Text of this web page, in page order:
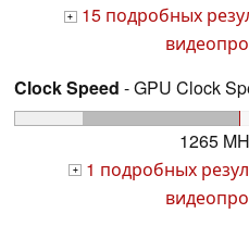
+ 15 подробных
Clock Speed - GPU Clock
1265
+ 1 подробных